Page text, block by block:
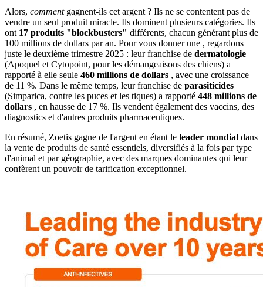
Alors, commentgagnent-ils cet argent ? Ils ne se contentent pas de
vendre un seul produit miracle. Ils dominent plusieurs catégories. Ils
ont 17 produits "blockbusters" différents, chacun générant plus de
100 millions de dollars par an. Pour vous donner une , regardons
juste le deuxième trimestre 2025 : leur franchise de dermatologie
(Apoquel et Cytopoint, pour les démangeaisons des chiens) a
rapporté à elle seule 460 millions de dollars , avec une croissance
de 11 %. Dans le même temps, leur franchise de parasiticides
(Simparica, contre les puces et les tiques) a rapporté 448 millions de
dollars , en hausse de 17 %. Ils vendent également des vaccins, des
diagnostics et d'autres produits pharmaceutiques.
En résumé, Zoetis gagne de l'argent en étant le leader mondial dans
la vente de produits de santé essentiels, diversifiés à la fois par type
d'animal et par géographie, avec des marques dominantes qui leur
confèrent un pouvoir de tarification exceptionnel.